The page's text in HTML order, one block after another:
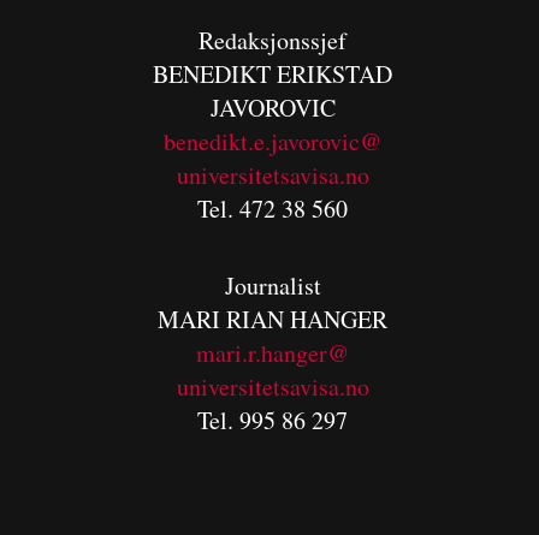
Redaksjonssjef
BENEDIKTERIKSTAD
JAVOROVIC
benedikt.e.javorovic@
universitetsavisa.no
Tel. 472 38 560
Journalist
MARI RIAN HANGER
mari.r.hanger@
universitetsavisa.no
Tel. 995 86 297